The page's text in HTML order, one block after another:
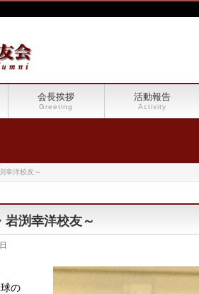
会長挨拶
Greeting
活動報告
Activity
幸洋校友～
渕幸洋校友～
の